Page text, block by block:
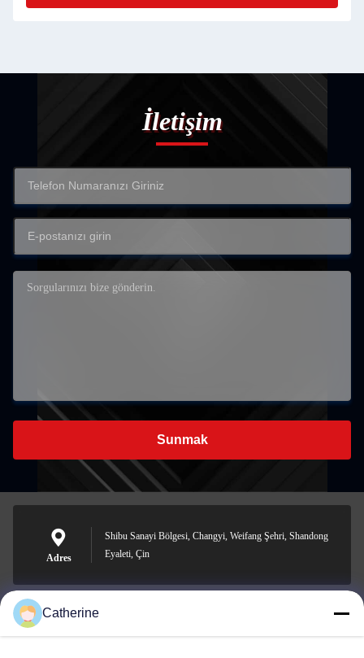
İletişim
Sunmak
Adres
Shibu Sanayi Bölgesi, Changyi, Weifang Şehri, Shandong
Eyaleti, Çin
padraic@huayumachine.cn
Catherine